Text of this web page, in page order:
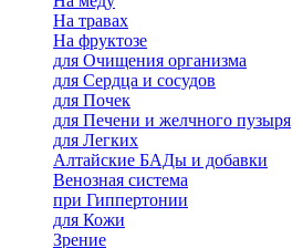
На травах
На фруктозе
для Очищения организма
для Сердца и сосудов
для Почек
для Печени и желчного пузыря
для Легких
Алтайские БАДы и добавки
Венозная система
при Гиппертонии
для Кожи
Зрение